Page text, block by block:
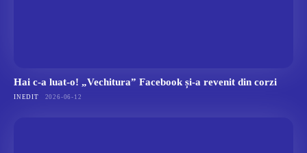
Hai c-a luat-o! „Vechitura” Facebook și-a revenit din corzi
INEDIT 2026-06-12